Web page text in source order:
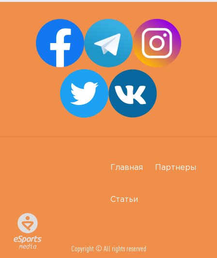
Главная Партнеры
Статьи
Copyright © All rights reserved